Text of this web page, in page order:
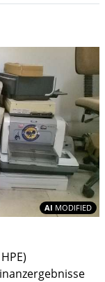
AI MODIFIED